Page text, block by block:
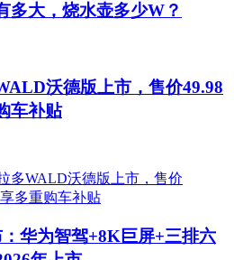
多大，烧水壶多少W？
沃德版上市，售价49.98
车补贴
华为智驾+8K巨屏+三排六